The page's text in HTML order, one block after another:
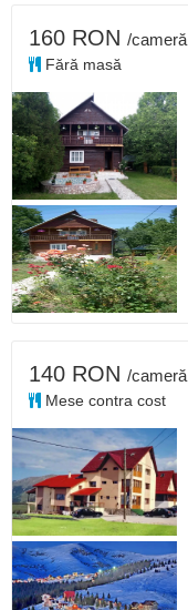
160 RON /cameră
Fără masă
140 RON /cameră
Mese contra cost